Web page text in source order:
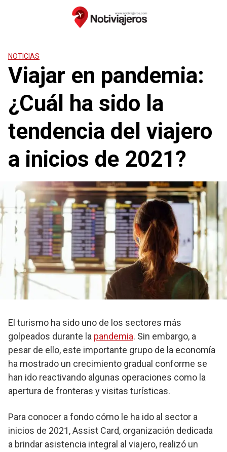
NOTICIAS
Viajar en pandemia:
¿Cuál ha sido la
tendencia del viajero
a inicios de 2021?
El turismo ha sido uno de los sectores más
golpeados durante la pandemia. Sin embargo, a
pesar de ello, este importante grupo de la economía
ha mostrado un crecimiento gradual conforme se
han ido reactivando algunas operaciones como la
apertura de fronteras y visitas turísticas.
Para conocer a fondo cómo le ha ido al sector a
inicios de 2021, Assist Card, organización dedicada
a brindar asistencia integral al viajero, realizó un